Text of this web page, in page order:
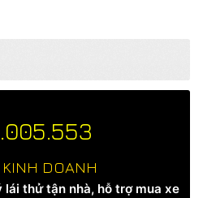
DOANH
lái thử tận nhà, hỗ trợ mua xe